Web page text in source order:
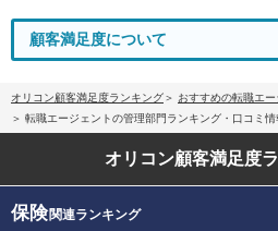
顧客満足度について
オリコン顧客満足度ランキング おすすめの転職エ
転職エージェントの管理部門ランキング・口コミ情
オリコン顧客満足度
保険関連ランキング